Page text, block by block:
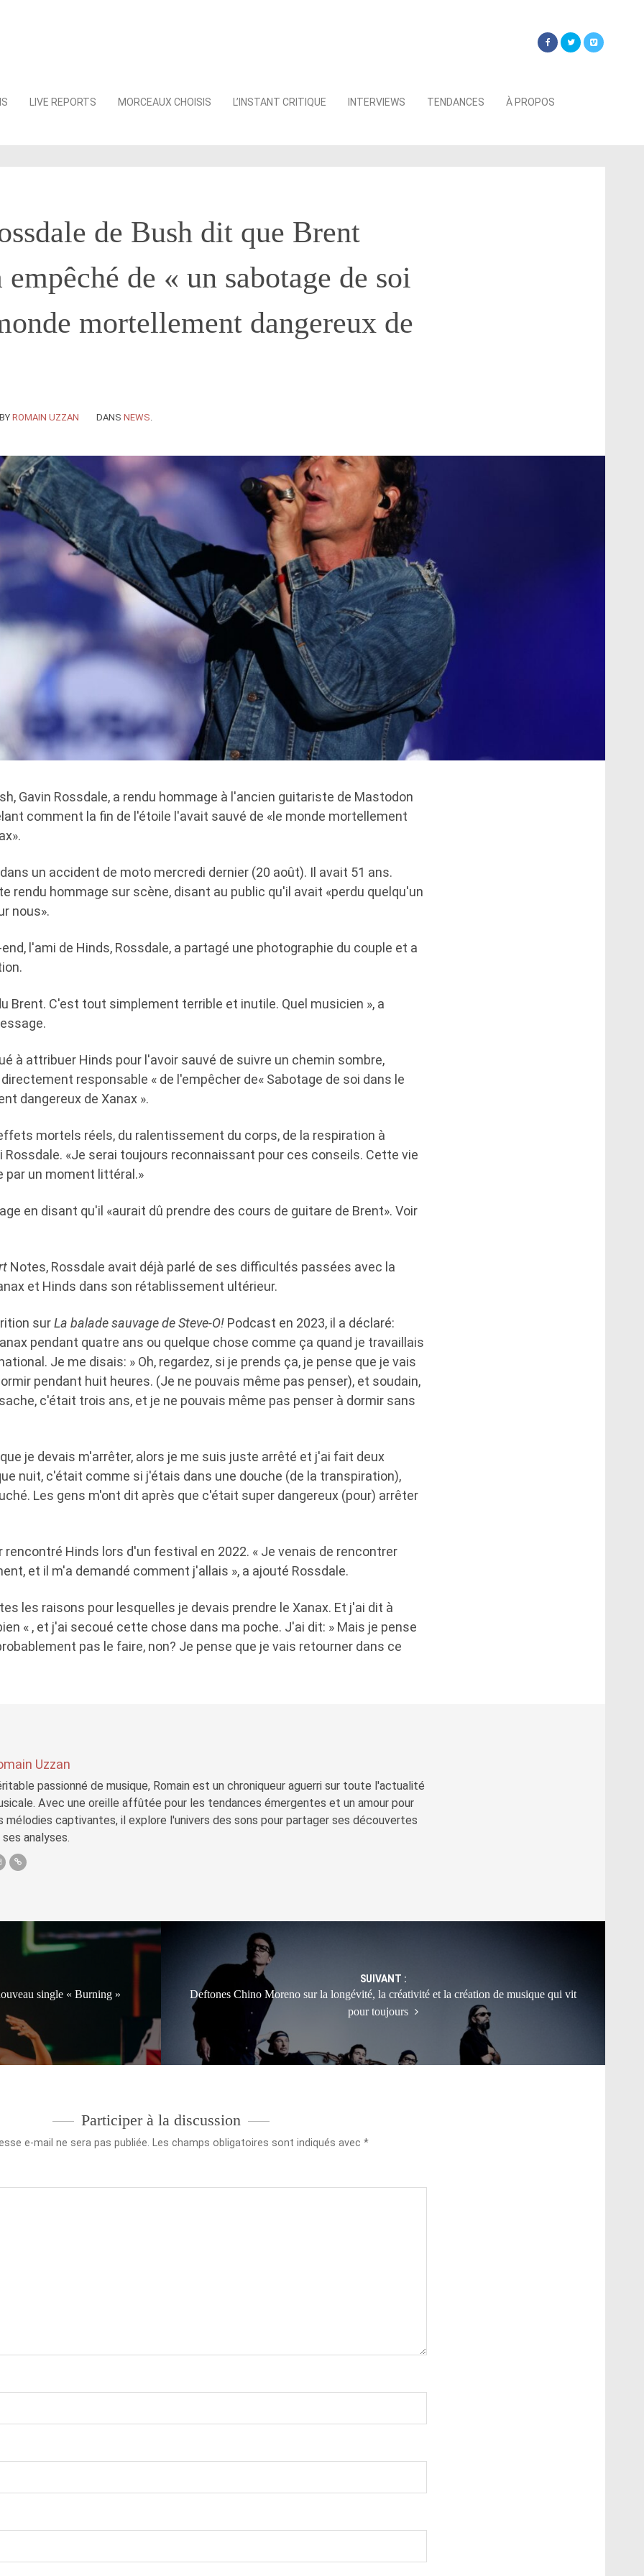
LIVE REPORTS MORCEAUX CHOISIS L’INSTANT CRITIQUE INTERVIEWS TENDANCES À PROPOS
de Bush dit que Brent
de « un sabotage de soi
mortellement dangereux de
BY ROMAIN UZZAN DANS NEWS
Gavin Rossdale, a rendu hommage à l'ancien guitariste de Mastodon
comment la fin de l'étoile l'avait sauvé de «le monde mortellement
un accident de moto mercredi dernier (20 août). Il avait 51 ans.
rendu hommage sur scène, disant au public qu'il avait «perdu quelqu'un
nous».
l'ami de Hinds, Rossdale, a partagé une photographie du couple et a
Brent. C'est tout simplement terrible et inutile. Quel musicien », a
à attribuer Hinds pour l'avoir sauvé de suivre un chemin sombre,
responsable « de l'empêcher de« Sabotage de soi dans le
dangereux de Xanax ».
mortels réels, du ralentissement du corps, de la respiration à
Rossdale. «Je serai toujours reconnaissant pour ces conseils. Cette vie
par un moment littéral.»
en disant qu'il «aurait dû prendre des cours de guitare de Brent». Voir
Notes, Rossdale avait déjà parlé de ses difficultés passées avec la
et Hinds dans son rétablissement ultérieur.
surLa balade sauvage de Steve-O! Podcast en 2023, il a déclaré:
pendant quatre ans ou quelque chose comme ça quand je travaillais
Je me disais: » Oh, regardez, si je prends ça, je pense que je vais
pendant huit heures. (Je ne pouvais même pas penser), et soudain,
c'était trois ans, et je ne pouvais même pas penser à dormir sans
je devais m'arrêter, alors je me suis juste arrêté et j'ai fait deux
nuit, c'était comme si j'étais dans une douche (de la transpiration),
Les gens m'ont dit après que c'était super dangereux (pour) arrêter
rencontré Hinds lors d'un festival en 2022. « Je venais de rencontrer
et il m'a demandé comment j'allais », a ajouté Rossdale.
les raisons pour lesquelles je devais prendre le Xanax. Et j'ai dit à
« , et j'ai secoué cette chose dans ma poche. J'ai dit: » Mais je pense
pas le faire, non? Je pense que je vais retourner dans ce
Uzzan
passionné de musique, Romain est un chroniqueur aguerri sur toute l'actualité
Avec une oreille affûtée pour les tendances émergentes et un amour pour
mélodies captivantes, il explore l'univers des sons pour partager ses découvertes
analyses.
single « Burning »
SUIVANT :
Deftones Chino Moreno sur la longévité, la créativité et la création de musique qui vit
pour toujours
Participer à la discussion
e-mail ne sera pas publiée. Les champs obligatoires sont indiqués avec *